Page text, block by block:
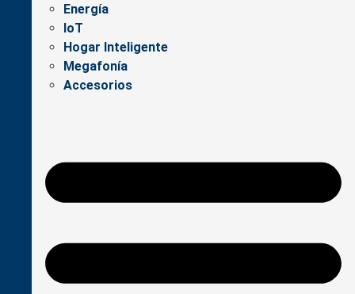
Energía
IoT
Hogar Inteligente
Megafonía
Accesorios